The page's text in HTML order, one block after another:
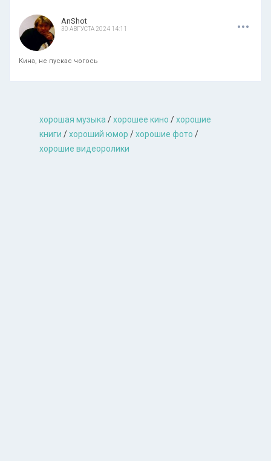
AnShot
30 АВГУСТА 2024 14:11 ...
Кина, не пускає чогось
хорошая музыкa /хорошее кино /хорошие
книги /хороший юмор /хорошие фото /
хорошие видеоролики